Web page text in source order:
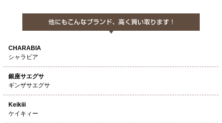
CHARABIA
シャラビア
銀座サエグサ
ギンザサエグサ
Keikiii
ケイキィー